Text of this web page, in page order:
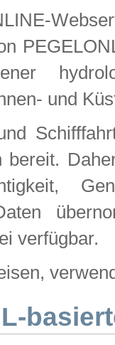
und
bereit.
verfügbar.